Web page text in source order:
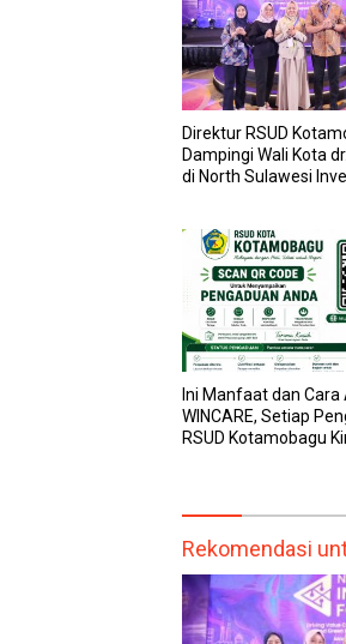
Direktur RSUD
Dampingi Wali Kota
di North Sulawesi
Ini Manfaat dan Cara
WINCARE, Setiap
RSUD Kotamobagu
Rekomendasi